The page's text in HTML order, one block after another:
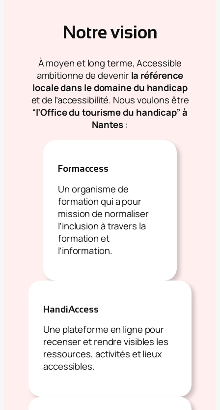
Notre vision
À moyen et long terme, Accessible
ambitionne de devenirla référence
locale dans le domaine du handicap
et de l’accessibilité. Nous voulons être
“l’Office du tourisme du handicap” à
Nantes:
Formaccess
Un organisme de
formation qui a pour
mission de normaliser
l’inclusion à travers la
formation et
l’information.
HandiAccess
Une plateforme en ligne pour
recenser et rendre visibles les
ressources, activités et lieux
accessibles.